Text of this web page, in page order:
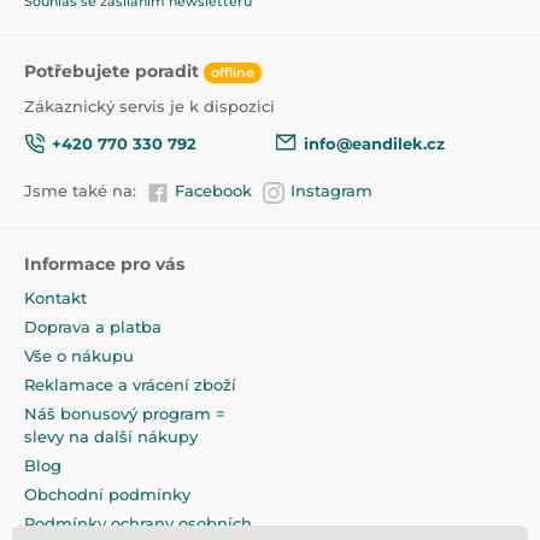
Díly příloženým adaptérům můžete mléko odsávat
přímo do láhve s úzkým nebo širokým hrdlem i do
- Silikonová masážní vložka
- Kryt trychtýře
- Odsávačka s trychtýřem
- Hlavice zpětného ventilu
- Těsnění – 2 ks
- Adaptér na láhev
- Láhev 120 ml
- Hadička
- Elektrická řídící jednotka
- Síťový kabel
- Víčko
- Šroubovací víčko
Potřebujete poradit offline
Zákaznický servis je k dispozici
+420 770 330 792
info@eandilek.cz
Jsme také na: Facebook Instagram
Informace pro vás
Kontakt
Doprava a platba
Vše o nákupu
Reklamace a vrácení zboží
Náš bonusový program =
slevy na další nákupy
Blog
Obchodní podmínky
Podmínky ochrany osobních